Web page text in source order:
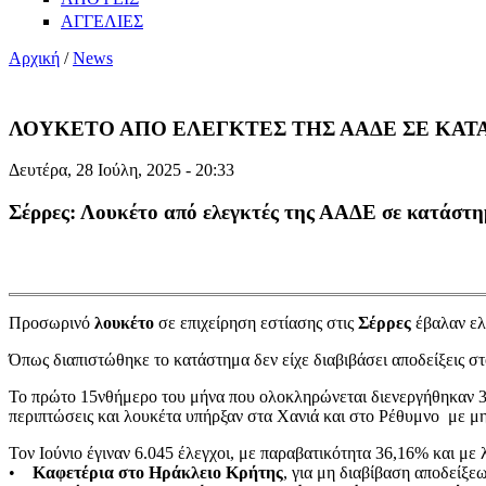
ΑΓΓΕΛΙΕΣ
Αρχική /News
ΛΟΥΚΕΤΟ ΑΠΟ ΕΛΕΓΚΤΕΣ ΤΗΣ ΑΑΔΕ ΣΕ
Δευτέρα, 28 Ιούλη, 2025 - 20:33
Σέρρες: Λουκέτο από ελεγκτές της ΑΑΔΕ σε
Προσωρινό λουκέτο σε επιχείρηση εστίασης στις Σέρρες έβαλαν
Όπως διαπιστώθηκε το κατάστημα δεν είχε διαβιβάσει
Το πρώτο 15νθήμερο του μήνα που ολοκληρώνεται διενεργήθηκαν
περιπτώσεις και λουκέτα υπήρξαν στα Χανιά και στο Ρέθυμνο με
Τον Ιούνιο έγιναν 6.045 έλεγχοι, με παραβατικότητα 36,16% και
• Καφετέρια στο Ηράκλειο Κρήτης, για μη διαβίβαση